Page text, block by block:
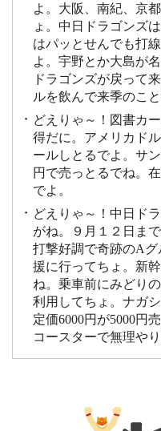
よ。大阪、南紀、京
ょ。中日ドラゴンズ
はパッとせんでも打
よ。宇野とか大島が
ドラゴンズが戻って
ルを飲んで来季のこ
どえりゃ～！図書カ
得だに。アメリカド
ールしとるでよ。サ
円で売っとるでね。
でよ。
どえりゃ～！中日ド
がね。９月１２日ま
打撃好調で奇跡のA
援に行ってちょ。新
ね。乗車前にみどり
利用してちょ。ナガ
定価6000円が5000円
コースターで無理や